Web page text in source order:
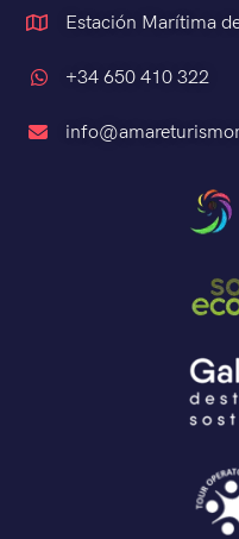
Estación Marítima
+34 650 410 322